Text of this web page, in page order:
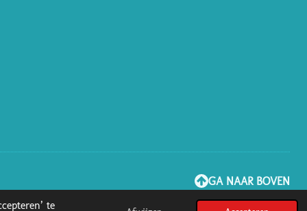
te
GA NAAR BOVEN